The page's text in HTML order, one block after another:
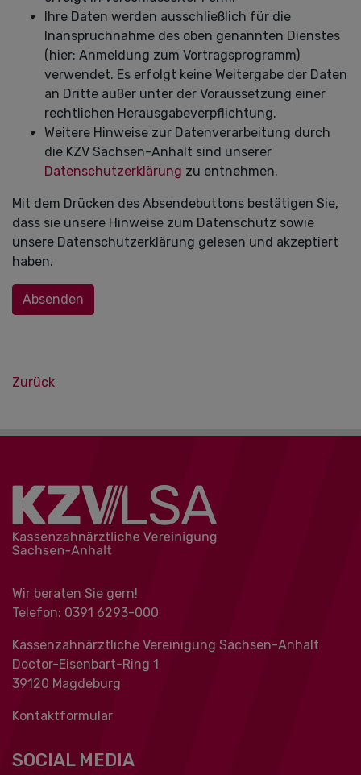
Ihre Daten werden ausschließlich für die
Inanspruchnahme des oben genannten Dienstes
(hier: Anmeldung zum Vortragsprogramm)
verwendet. Es erfolgt keine Weitergabe der Daten
an Dritte außer unter der Voraussetzung einer
rechtlichen Herausgabeverpflichtung.
Weitere Hinweise zur Datenverarbeitung durch
die KZV Sachsen-Anhalt sind unserer
Datenschutzerklärung zu entnehmen.
Mit dem Drücken des Absendebuttons bestätigen Sie,
dass sie unsere Hinweise zum Datenschutz sowie
unsere Datenschutzerklärung gelesen und akzeptiert
haben.
Absenden
Zurück
Wir beraten Sie gern!
Telefon: 0391 ‍6293-000
Kassenzahnärztliche Vereinigung Sachsen-Anhalt
Doctor-Eisenbart-Ring 1
39120 Magdeburg
Kontaktformular
SOCIAL MEDIA